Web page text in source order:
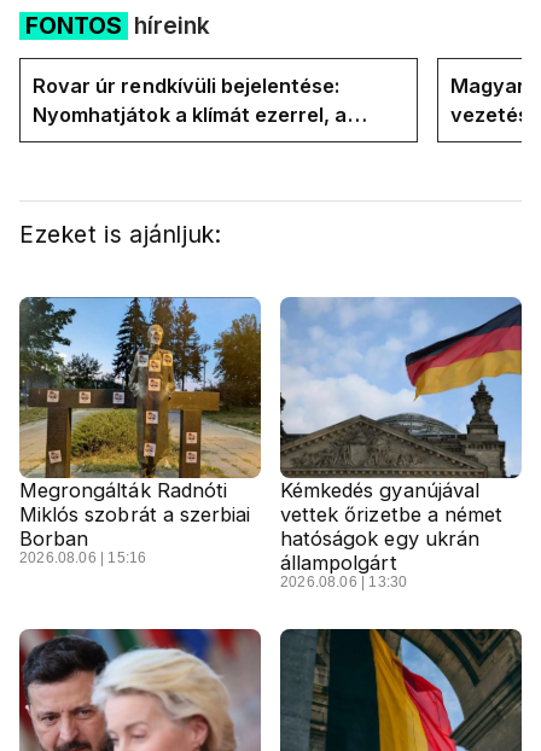
FONTOS híreink
Rovar úr rendkívüli bejelentése:
Nyomhatjátok a klímát ezerrel, a
hűtőket letekerhetitek, vége az
Magyar
Ezeket is ajánljuk:
Megrongálták Radnóti
Miklós szobrát a szerbiai
Borban
2026.08.06 | 15:16
Kémkedés gyanújával
vettek őrizetbe a német
hatóságok egy ukrán
állampolgárt
2026.08.06 | 13:30